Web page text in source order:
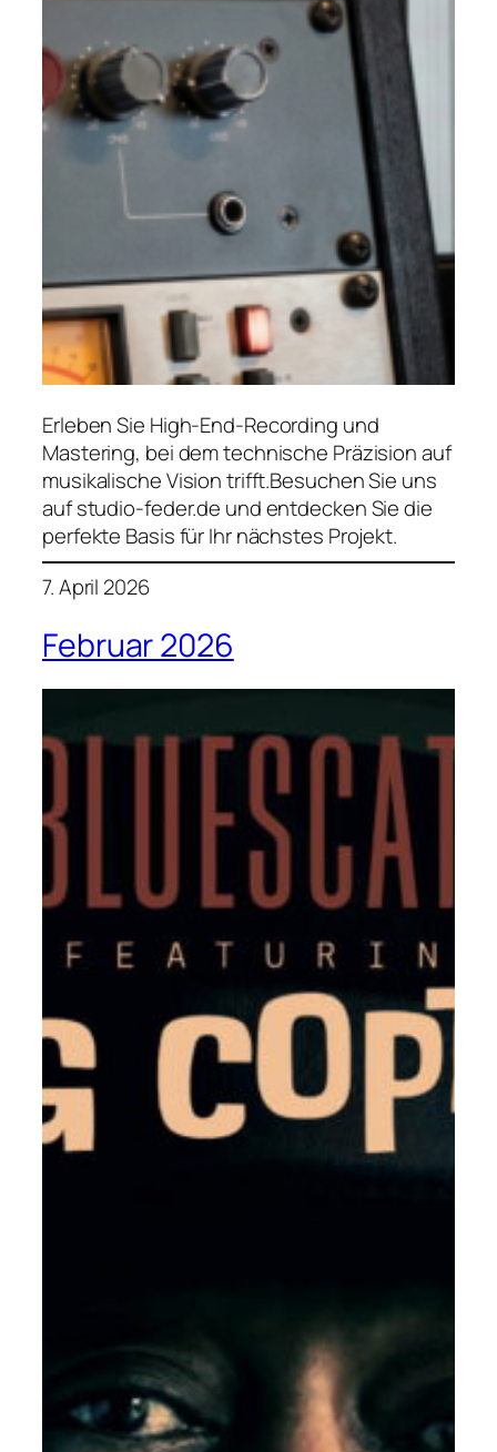
Erleben Sie High-End-Recording und
Mastering, bei dem technische Präzision auf
musikalische Vision trifft.Besuchen Sie uns
auf studio-feder.de und entdecken Sie die
perfekte Basis für Ihr nächstes Projekt.
7. April 2026
Februar 2026